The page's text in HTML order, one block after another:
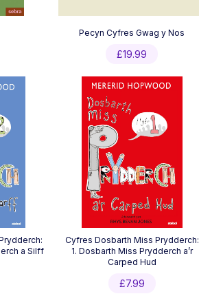
Pecyn Cyfres Gwag y Nos
£19.99
a Silff
Cyfres Dosbarth Miss Prydderch:
1. Dosbarth Miss Prydderch a’r
Carped Hud
£7.99